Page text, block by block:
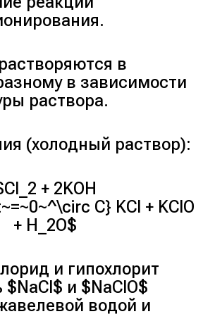
в
в зависимости
раствора.
(холодный раствор):
+ 2KOH
C} KCl + KClO
+ H_2O$
и гипохлорит
и $NaClO$
водой и